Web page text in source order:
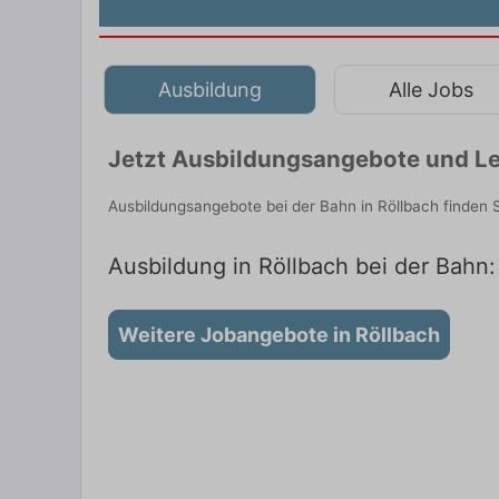
Ausbildung Alle Jobs
Jetzt Ausbildungsangebote und
Ausbildungsangebote bei der Bahn in Röllbach
Ausbildung in Röllbach bei der
Weitere Jobangebote in Röllbach